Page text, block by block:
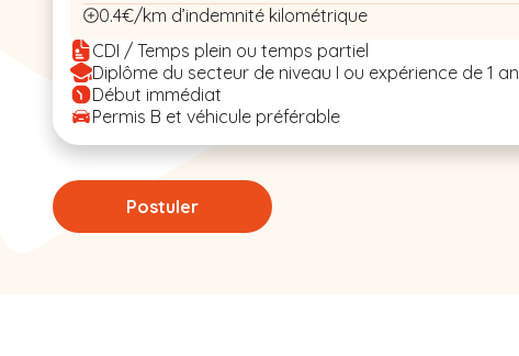
0.4€/km d’indemnité kilométrique
CDI / Temps plein ou temps partiel
Diplôme du secteur de niveau I ou expérience de 1 an
Début immédiat
Permis B et véhicule préférable
Postuler